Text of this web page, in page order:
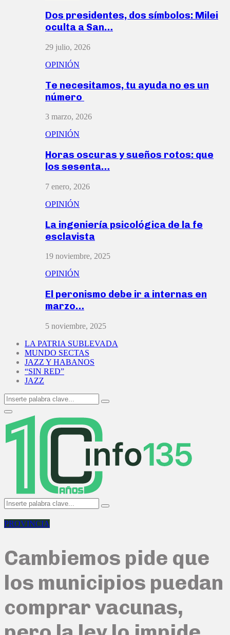
Dos presidentes, dos símbolos: Milei
oculta a San…
29 julio, 2026
OPINIÓN
Te necesitamos, tu ayuda no es un
número
3 marzo, 2026
OPINIÓN
Horas oscuras y sueños rotos: que
los sesenta…
7 enero, 2026
OPINIÓN
La ingeniería psicológica de la fe
esclavista
19 noviembre, 2025
OPINIÓN
El peronismo debe ir a internas en
marzo…
5 noviembre, 2025
LA PATRIA SUBLEVADA
MUNDO SECTAS
JAZZ Y HABANOS
“SIN RED”
JAZZ
Search
for:
Search
Primary
Menu
Search
for:
Search
PROVINCIA
Cambiemos pide que
los municipios puedan
comprar vacunas,